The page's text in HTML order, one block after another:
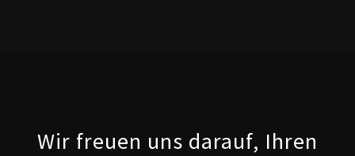
Wir freuen uns darauf, Ihren